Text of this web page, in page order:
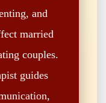
and
married
couples.
guides